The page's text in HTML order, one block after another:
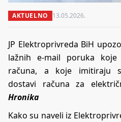
AKTUELNO 13.05.2026.
JP Elektroprivreda BiH
lažnih e-mail poruka
računa, a koje imitiraju
dostavi računa za
Hronika
Kako su naveli iz